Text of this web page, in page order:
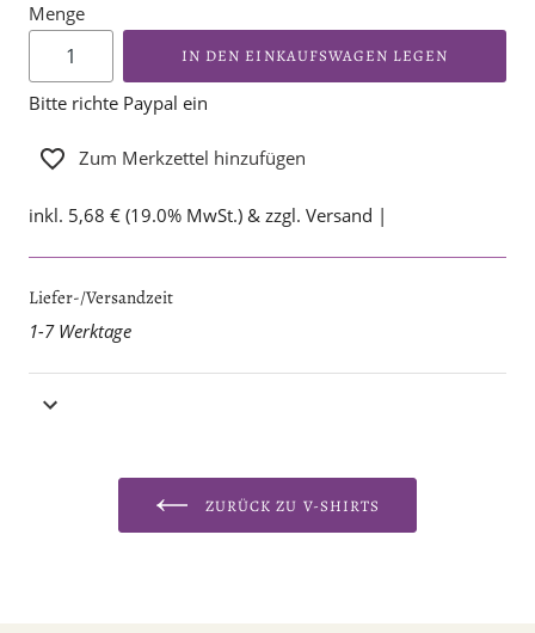
Menge
IN DEN EINKAUFSWAGEN LEGEN
Bitte richte Paypal ein
Zum Merkzettel hinzufügen
inkl. 5,68 € (19.0% MwSt.) & zzgl. Versand |
Liefer-/Versandzeit
1-7 Werktage
ZURÜCK ZU V-SHIRTS